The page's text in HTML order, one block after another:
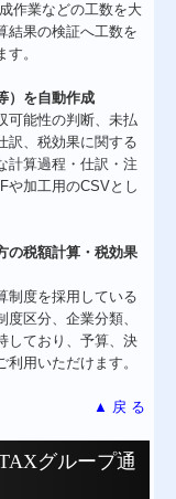
作業などの工数を大
結果の検証へ工数を
。
）を自動作成
可能性の判断、未払
訳、税効果に関する
計算過程・仕訳・注
や加工用のCSVとし
の税額計算・税効果
制度を採用している
区分、企業分類、
しており、予算、決
用いただけます。
▲ 戻 る
グループ通